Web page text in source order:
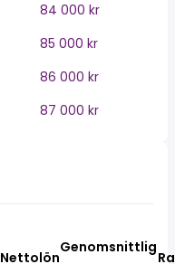
84 000 kr
85 000 kr
86 000 kr
87 000 kr
Nettolön
Genomsnittlig